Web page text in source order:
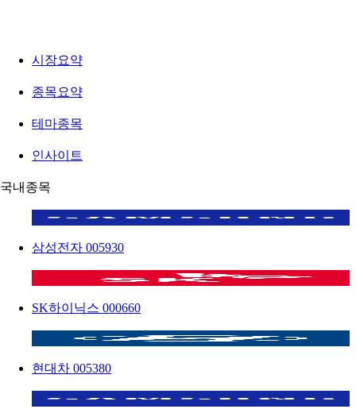
시장요약
종목요약
테마종목
인사이트
국내종목
삼성전자 005930
SK하이닉스 000660
현대차 005380